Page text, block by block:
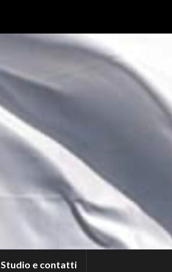
Studio e contatti